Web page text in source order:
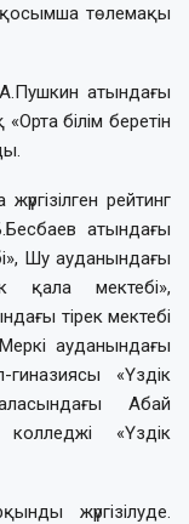
төлемақы
атындағы
білім беретін
рейтинг
атындағы
Шу ауданындағы
қала мектебі»,
тірек мектебі
ауданындағы
«Үздік
Абай
«Үздік
жүргізілуде.